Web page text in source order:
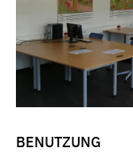
BENUTZUNG